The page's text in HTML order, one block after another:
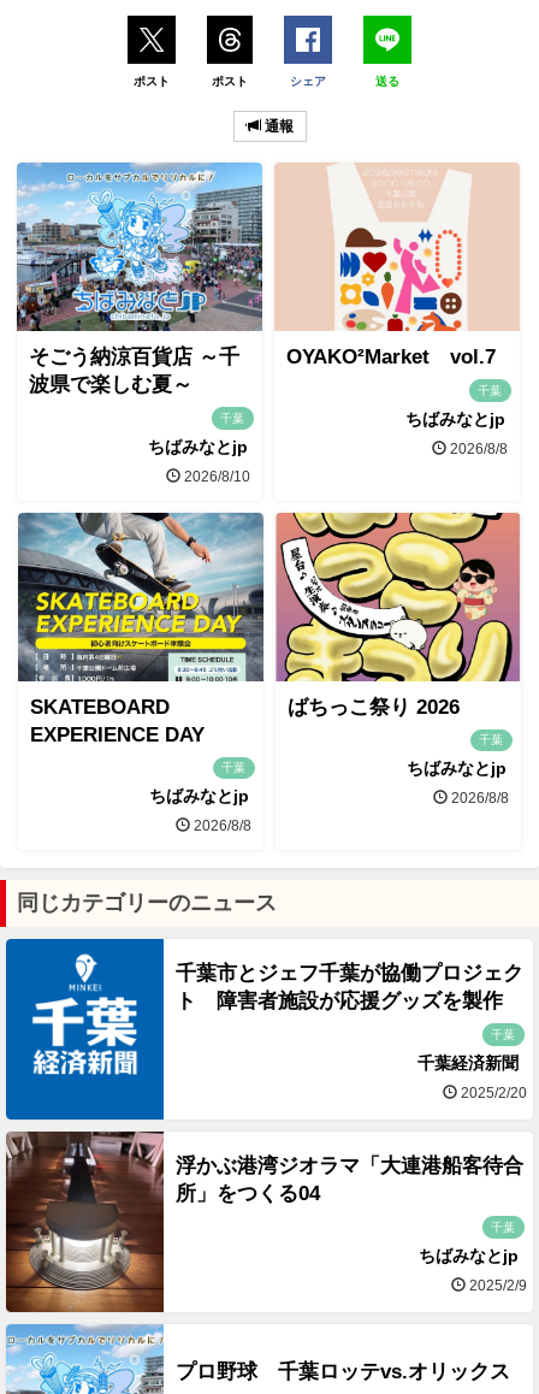
ポスト ポスト シェア 送る
通報
そごう納涼百貨店 ～千
波県で楽しむ夏～
千葉
ちばみなとjp
2026/8/10
OYAKO²Market vol.7
千葉
ちばみなとjp
2026/8/8
SKATEBOARD
EXPERIENCE DAY
千葉
ちばみなとjp
2026/8/8
ばちっこ祭り 2026
千葉
ちばみなとjp
2026/8/8
同じカテゴリーのニュース
千葉市とジェフ千葉が協働プロジェク
ト 障害者施設が応援グッズを製作
千葉
千葉経済新聞
2025/2/20
浮かぶ港湾ジオラマ「大連港船客待合
所」をつくる04
千葉
ちばみなとjp
2025/2/9
プロ野球 千葉ロッテvs.オリックス